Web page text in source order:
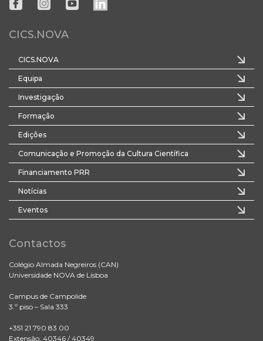
CICS.NOVA
CICS.NOVA
Equipa
Investigação
Formação
Edições
Comunicação e Promoção da Cultura Científica
Financiamento PRR
Notícias
Eventos
Contactos
Colégio Almada Negreiros (CAN)
Universidade NOVA de Lisboa
Campus de Campolide
3.º piso – Sala 333
+351 21 790 83 00
Extensão: 40346 / 40349